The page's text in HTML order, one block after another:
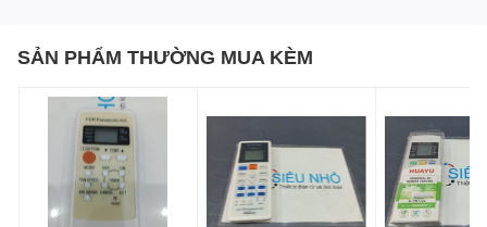
SẢN PHẨM THƯỜNG MUA KÈM